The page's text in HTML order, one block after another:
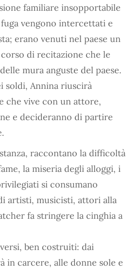
familiare insopportabile
vengono intercettati e
erano venuti nel paese un
di recitazione che le
mura anguste del paese.
soldi, Annina riuscirà
che vive con un attore,
e decideranno di partire
raccontano la difficoltà
la miseria degli alloggi, i
si consumano
artisti, musicisti, attori alla
fa stringere la cinghia a
ben costruiti: dai
in carcere, alle donne sole e